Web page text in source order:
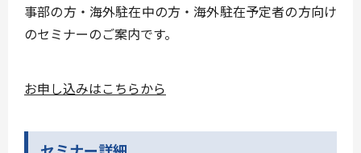
事部の方・海外駐在中の方・海外駐在予定者の方向け
のセミナーのご案内です。
お申し込みはこちらから